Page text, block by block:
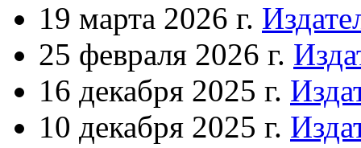
19 марта 2026 г.
25 февраля 2026 г.
16 декабря 2025 г.
10 декабря 2025 г.